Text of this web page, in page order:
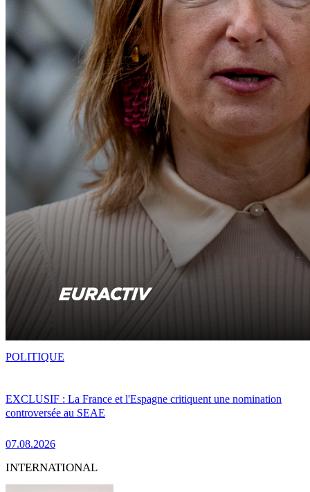
EXCLUSIF : La France et l'Espagne critiquent une nomination
controversée au SEAE
07.08.2026
POLITIQUE
INTERNATIONAL